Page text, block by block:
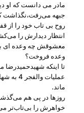
مادر می ‌دانست كه او
جبهه می‌رفت،نگذاشت
روح بی ‌تاب خود را از
انتظار دیدارش را
معشوقش چه وعده ‌ای به
وعده فروخت؟
عملیات
ماند.
روزها در پی هم
خواهرش را بی‌تاب‌تر